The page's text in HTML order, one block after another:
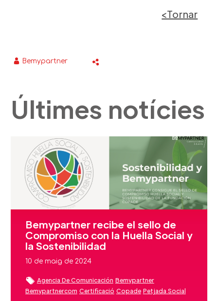
<Tornar
Bemypartner
Últimes notícies
Bemypartner recibe el sello de
Compromiso con la Huella Social y
la Sostenibilidad
10 de maig de 2024
Agencia De Comunicación Bemypartner
Bemypartnercom Certificació Copade Petjada Social